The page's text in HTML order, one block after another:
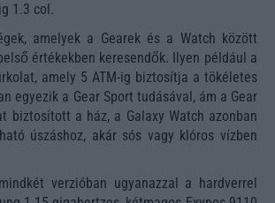
1.3 col.
amelyek a Gearek és a Watch között
értékekben keresendők. Ilyen például a
amely 5 ATM-ig biztosítja a tökéletes
egyezik a Gear Sport tudásával, ám a Gear
biztosított a ház, a Galaxy Watch azonban
úszáshoz, akár sós vagy klóros vízben
verzióban ugyanazzal a hardverrel